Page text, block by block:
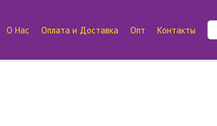
О Нас Оплата и Доставка Опт Контакты